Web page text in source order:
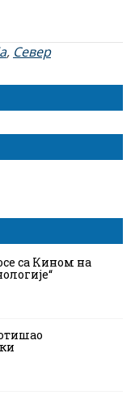
, Север
са Кином на